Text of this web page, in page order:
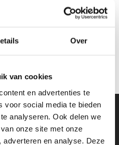
Over
van cookies
en advertenties te
voor social media te bieden
analyseren. Ook delen we
onze site met onze
en analyse. Deze
en aanbiedingen via email